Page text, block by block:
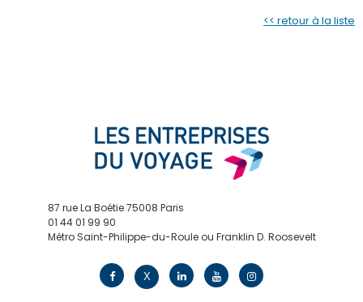
<< retour à la liste
87 rue La Boétie 75008 Paris
01 44 01 99 90
Métro Saint-Philippe-du-Roule ou Franklin D. Roosevelt
X